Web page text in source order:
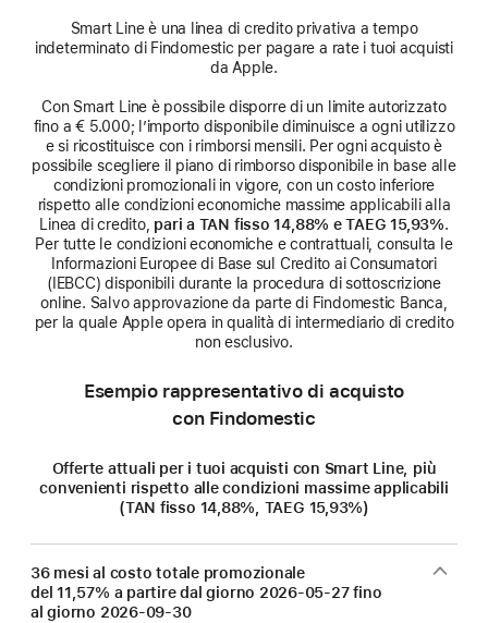
Smart Line è una linea di credito privativa a tempo
indeterminato di Findomestic per pagare a rate i tuoi acquisti
da Apple.
Con Smart Line è possibile disporre di un limite autorizzato
fino a € 5.000; l’importo disponibile diminuisce a ogni utilizzo
e si ricostituisce con i rimborsi mensili. Per ogni acquisto è
possibile scegliere il piano di rimborso disponibile in base alle
condizioni promozionali in vigore, con un costo inferiore
rispetto alle condizioni economiche massime applicabili alla
Linea di credito, pari a TAN fisso 14,88% e TAEG 15,93%.
Per tutte le condizioni economiche e contrattuali, consulta le
Informazioni Europee di Base sul Credito ai Consumatori
(IEBCC) disponibili durante la procedura di sottoscrizione
online. Salvo approvazione da parte di Findomestic Banca,
per la quale Apple opera in qualità di intermediario di credito
non esclusivo.
Esempio rappresentativo di acquisto
con Findomestic
Offerte attuali per i tuoi acquisti con Smart Line, più
convenienti rispetto alle condizioni massime applicabili
(TAN fisso 14,88%, TAEG 15,93%)
36 mesi al costo totale promozionale
del 11,57% a partire dal giorno 2026-05-27fino
al giorno 2026-09-30